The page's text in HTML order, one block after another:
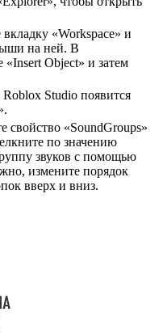
«Workspace» и
на ней. В
Object» и затем
Studio появится
свойство «SoundGroups»
по значению
звуков с помощью
измените порядок
вверх и вниз.